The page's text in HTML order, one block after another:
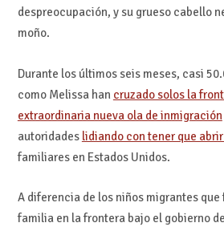
despreocupación, y su grueso cabello
moño.
Durante los últimos seis meses, casi
como Melissa han cruzado solos la
extraordinaria nueva ola de inmigración
autoridades lidiando con tener que
familiares en Estados Unidos.
A diferencia de los niños migrantes que
familia en la frontera bajo el gobierno